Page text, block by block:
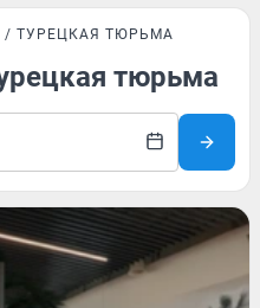
ТУРЕЦКАЯ ТЮРЬМА
тюрьма